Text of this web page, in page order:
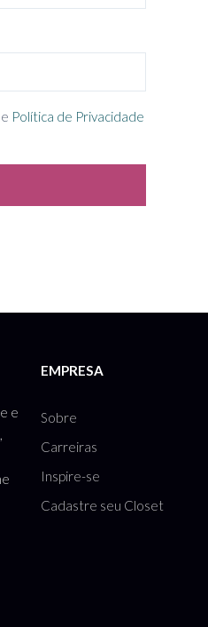
Política de Privacidade
e
EMPRESA
Sobre
Carreiras
Inspire-se
Cadastre seu Closet